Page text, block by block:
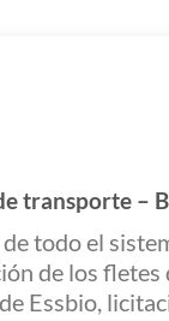
transporte –
todo el
de los fletes
Essbio,